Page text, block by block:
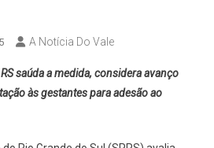
A Notícia Do Vale
saúda a medida, considera avanço
às gestantes para adesão ao